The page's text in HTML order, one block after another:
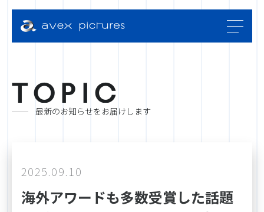
T O P C
最新のお知らせをお届けします
2025.09.10
海外アワードも多数受賞した話題